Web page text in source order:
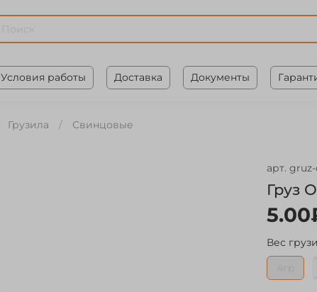
Условия работы Доставка Документы
Грузила Свинцовые
арт.
Груз
Вес